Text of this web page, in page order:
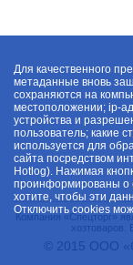
Компания «Спецторг»
хозтоваров.
© 2015 ООО
Для качественного
метаданные вновь
сохраняются на
местоположении; ip-
устройства и
пользователь; какие
используется для
сайта посредством
Hotlog). Нажимая
проинформированы о
хотите, чтобы эти
Отключить cookies